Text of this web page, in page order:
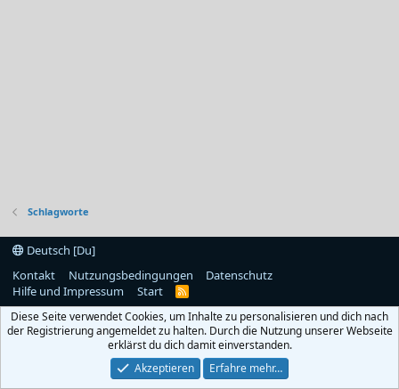
Schlagworte
Deutsch [Du]
Kontakt
Nutzungsbedingungen
Datenschutz
Hilfe und Impressum
Start
R
S
Diese Seite verwendet Cookies, um Inhalte zu personalisieren und dich nach
der Registrierung angemeldet zu halten. Durch die Nutzung unserer Webseite
erklärst du dich damit einverstanden.
Akzeptieren
Erfahre mehr…